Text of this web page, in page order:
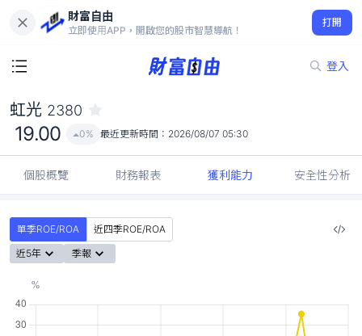
財富自由
立即使用APP，開啟您的股市智慧導航！
打開
登入
19.00
0%
虹光 2380
19.00 0% 最近更新時間： 2026/08/07 05:30
個股概覽 財務報表 獲利能力 安全性分析
單季ROE/ROA
近四季ROE/ROA
近5年
季報